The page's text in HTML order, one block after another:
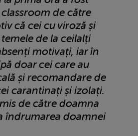
de către
că cei cu viroză și
de la ceilalți
motivați, iar în
doar cei care au
și recomandare de
carantinați și izolați.
de către doamna
îndrumarea doamnei